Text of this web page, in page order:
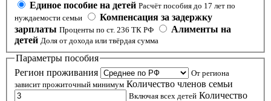
Единое пособие на детей Расчёт пособия до 17 лет по
нуждаемости семьи
Компенсация за задержку
зарплаты Проценты по ст. 236 ТК РФ
Алименты на
детей Доля от дохода или твёрдая сумма
Параметры пособия
Регион проживания
От региона
зависит прожиточный минимум Количество членов семьи
Включая всех детей Количество